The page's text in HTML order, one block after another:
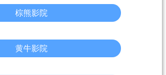
棕熊影院
黄牛影院